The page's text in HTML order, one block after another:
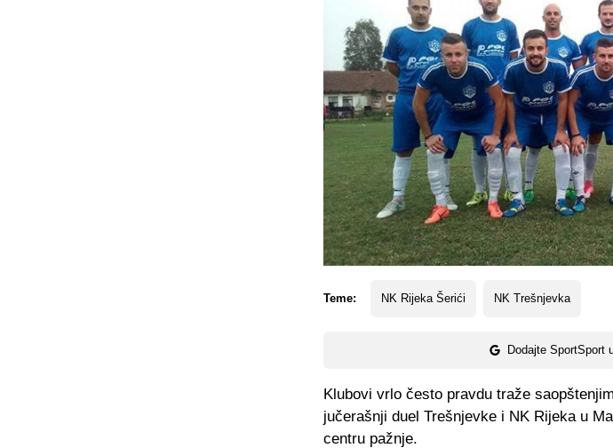
Teme: NK Rijeka Šerići NK Trešnjevka
Dodajte SportSport
Klubovi vrlo često pravdu traže
jučerašnji duel Trešnjevke i NK Rijeka u
centru pažnje.